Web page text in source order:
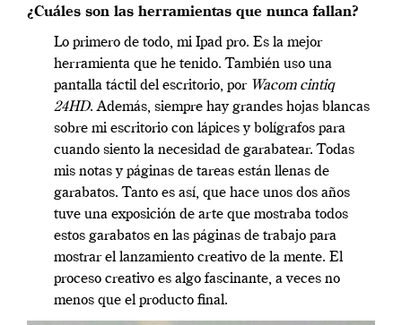
¿Cuáles son las herramientas que nunca fallan?
Lo primero de todo, mi Ipad pro. Es la mejor
herramienta que he tenido. También uso una
pantalla táctil del escritorio, por Wacom cintiq
24HD. Además, siempre hay grandes hojas blancas
sobre mi escritorio con lápices y bolígrafos para
cuando siento la necesidad de garabatear. Todas
mis notas y páginas de tareas están llenas de
garabatos. Tanto es así, que hace unos dos años
tuve una exposición de arte que mostraba todos
estos garabatos en las páginas de trabajo para
mostrar el lanzamiento creativo de la mente. El
proceso creativo es algo fascinante, a veces no
menos que el producto final.